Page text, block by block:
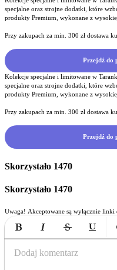
specjalne oraz strojne dodatki, które
produkty Premium, wykonane z
Przy zakupach za min. 300 zł dostawa
Przejdź do
Kolekcje specjalne i limitowane w
specjalne oraz strojne dodatki, które
produkty Premium, wykonane z
Przy zakupach za min. 300 zł dostawa
Przejdź do
Skorzystało 1470
Skorzystało 1470
Uwaga! Akceptowane są wyłącznie
Bold Italic Strikethrough
Dodaj komentarz